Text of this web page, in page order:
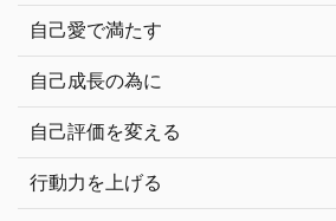
自己愛で満たす
自己成長の為に
自己評価を変える
行動力を上げる